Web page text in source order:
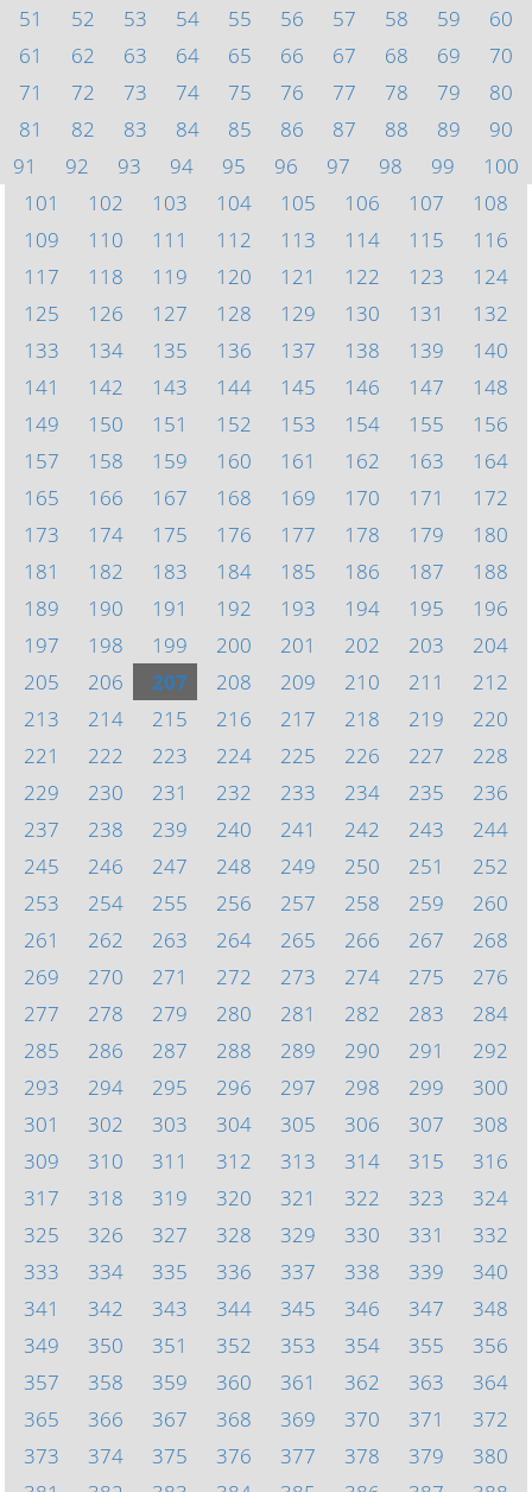
51
52 53 54 55 56 57 58 59
60
61
62 63 64 65 66 67 68 69
70
71
72 73 74 75 76 77 78 79
80
81
82 83 84 85 86 87 88 89
90
91
92 93 94 95 96 97 98 99
100
101
102 103 104 105 106 107
108
109
110 111 112 113 114 115
116
117
118 119 120 121 122 123
124
125
126 127 128 129 130 131
132
133
134 135 136 137 138 139
140
141
142 143 144 145 146 147
148
149
150 151 152 153 154 155
156
157
158 159 160 161 162 163
164
165
166 167 168 169 170 171
172
173
174 175 176 177 178 179
180
181
182 183 184 185 186 187
188
189
190 191 192 193 194 195
196
197
198 199 200 201 202 203
204
205
206 207 208 209 210 211
212
213
214 215 216 217 218 219
220
221
222 223 224 225 226 227
228
229
230 231 232 233 234 235
236
237
238 239 240 241 242 243
244
245
246 247 248 249 250 251
252
253
254 255 256 257 258 259
260
261
262 263 264 265 266 267
268
269
270 271 272 273 274 275
276
277
278 279 280 281 282 283
284
285
286 287 288 289 290 291
292
293
294 295 296 297 298 299
300
301
302 303 304 305 306 307
308
309
310 311 312 313 314 315
316
317
318 319 320 321 322 323
324
325
326 327 328 329 330 331
332
333
334 335 336 337 338 339
340
341
342 343 344 345 346 347
348
349
350 351 352 353 354 355
356
357
358 359 360 361 362 363
364
365
366 367 368 369 370 371
372
373
374 375 376 377 378 379
380